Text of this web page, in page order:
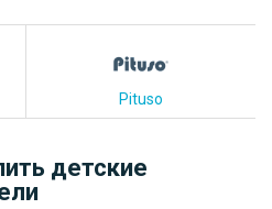
Pituso
детские